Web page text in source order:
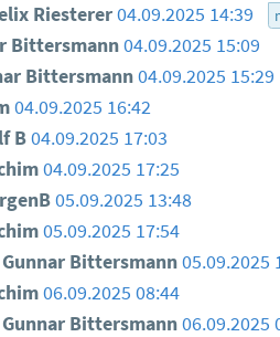
Riesterer04.09.2025 14:39
Bittersmann04.09.2025 15:09
Bittersmann04.09.2025 15:29
04.09.2025 16:42
B04.09.2025 17:03
04.09.2025 17:25
05.09.2025 13:48
05.09.2025 17:54
Bittersmann05.09.2025
06.09.2025 08:44
Bittersmann06.09.2025